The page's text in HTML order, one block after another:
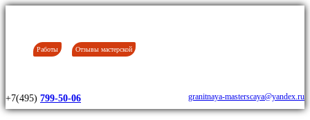
Работы Отзывы мастерской
+7(495) 799-50-06 granitnaya-masterscaya@yandex.ru